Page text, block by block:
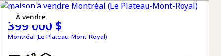
à vendre
399 000 $
Montréal (Le Plateau-Mont-Royal)